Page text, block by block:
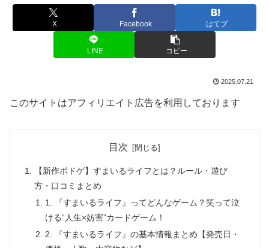
X Facebook はてブ
LINE コピー
2025.07.21
このサイトはアフィリエイト広告を利用しております
目次
【新作ボドゲ】すまいるライフとは？ルール・遊び
方・口コミまとめ
1. 『すまいるライフ』ってどんなゲーム？笑って泣
ける“人生×妨害”カードゲーム！
2. 『すまいるライフ』の基本情報まとめ【発売日・